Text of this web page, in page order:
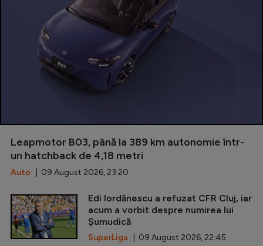
Leapmotor B03, până la 389 km autonomie într-
un hatchback de 4,18 metri
Auto | 09 August 2026, 23:20
Edi Iordănescu a refuzat CFR Cluj, iar
acum a vorbit despre numirea lui
Șumudică
SuperLiga | 09 August 2026, 22:45